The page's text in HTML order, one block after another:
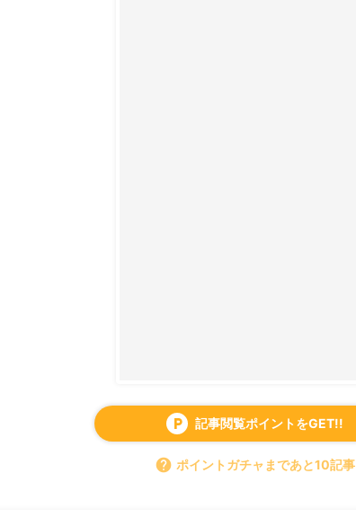
local_parking 記事閲覧ポイントをGET!!
help ポイントガチャまであと10記事